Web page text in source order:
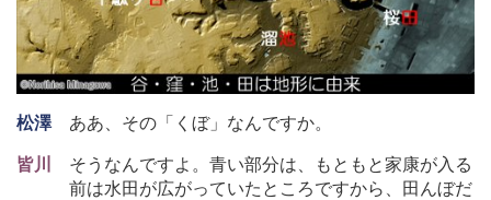
松澤 ああ、その「くぼ」なんですか。
皆川 そうなんですよ。青い部分は、もともと家康が入る
前は水田が広がっていたところですから、田んぼだ